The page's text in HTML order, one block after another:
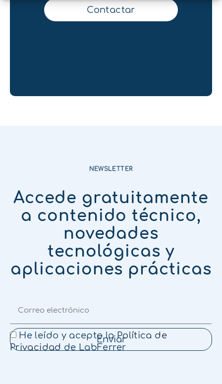
Contactar
NEWSLETTER
Accede gratuitamente
a contenido técnico,
novedades
tecnológicas y
aplicaciones prácticas
He leído y acepto laPolítica de
Privacidad de LabFerrer
Enviar